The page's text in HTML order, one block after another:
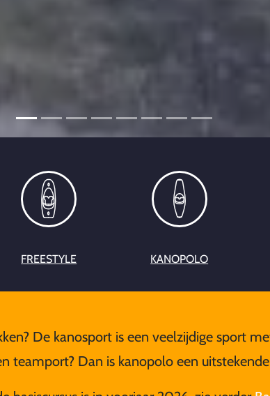
FREESTYLE KANOPOLO
De kanosport is een veelzijdige sport
teamport? Dan is kanopolo een